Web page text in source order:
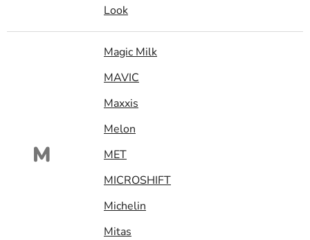
Look
M
Magic Milk
MAVIC
Maxxis
Melon
MET
MICROSHIFT
Michelin
Mitas